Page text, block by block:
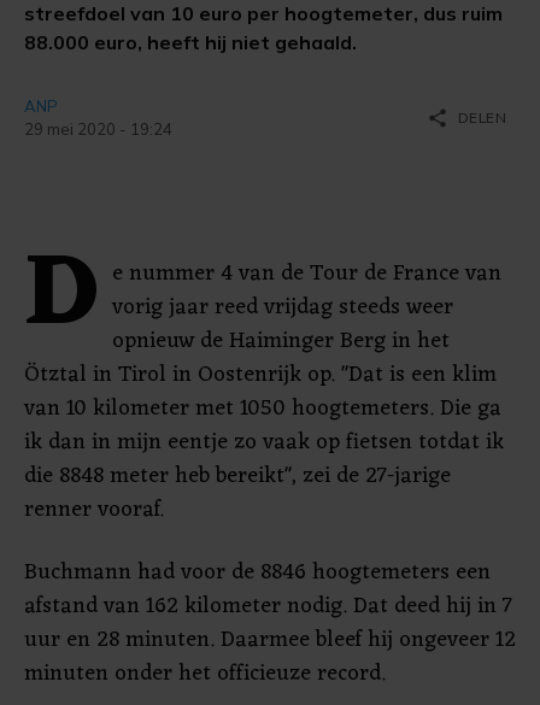
streefdoel van 10 euro per hoogtemeter, dus ruim
88.000 euro, heeft hij niet gehaald.
ANP
29 mei 2020 - 19:24
share DELEN
D e nummer 4 van de Tour de France van
vorig jaar reed vrijdag steeds weer
opnieuw de Haiminger Berg in het
Ötztal in Tirol in Oostenrijk op. "Dat is een klim
van 10 kilometer met 1050 hoogtemeters. Die ga
ik dan in mijn eentje zo vaak op fietsen totdat ik
die 8848 meter heb bereikt", zei de 27-jarige
renner vooraf.
Buchmann had voor de 8846 hoogtemeters een
afstand van 162 kilometer nodig. Dat deed hij in 7
uur en 28 minuten. Daarmee bleef hij ongeveer 12
minuten onder het officieuze record.